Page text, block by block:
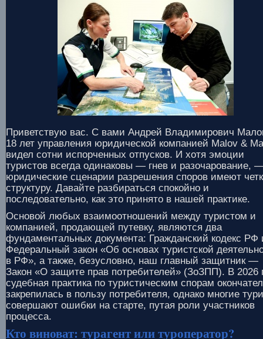
Приветствую вас. С вами Андрей Владимирович
18 лет управления юридической компанией Malov &
видел сотни испорченных отпусков. И хотя эмоции
туристов всегда одинаковы — гнев и разочарование,
юридические сценарии разрешения споров имеют
структуру. Давайте разбираться спокойно и
последовательно, как это принято в нашей практике.
Основой любых взаимоотношений между туристом и
компанией, продающей путевку, являются два
фундаментальных документа: Гражданский кодекс РФ
Федеральный закон «Об основах туристской
в РФ», а также, безусловно, наш главный защитник —
Закон «О защите прав потребителей» (ЗоЗПП). В 2026
судебная практика по туристическим спорам
закрепилась в пользу потребителя, однако многие
совершают ошибки на старте, путая роли участников
процесса.
Кто виноват: турагент или туроператор?